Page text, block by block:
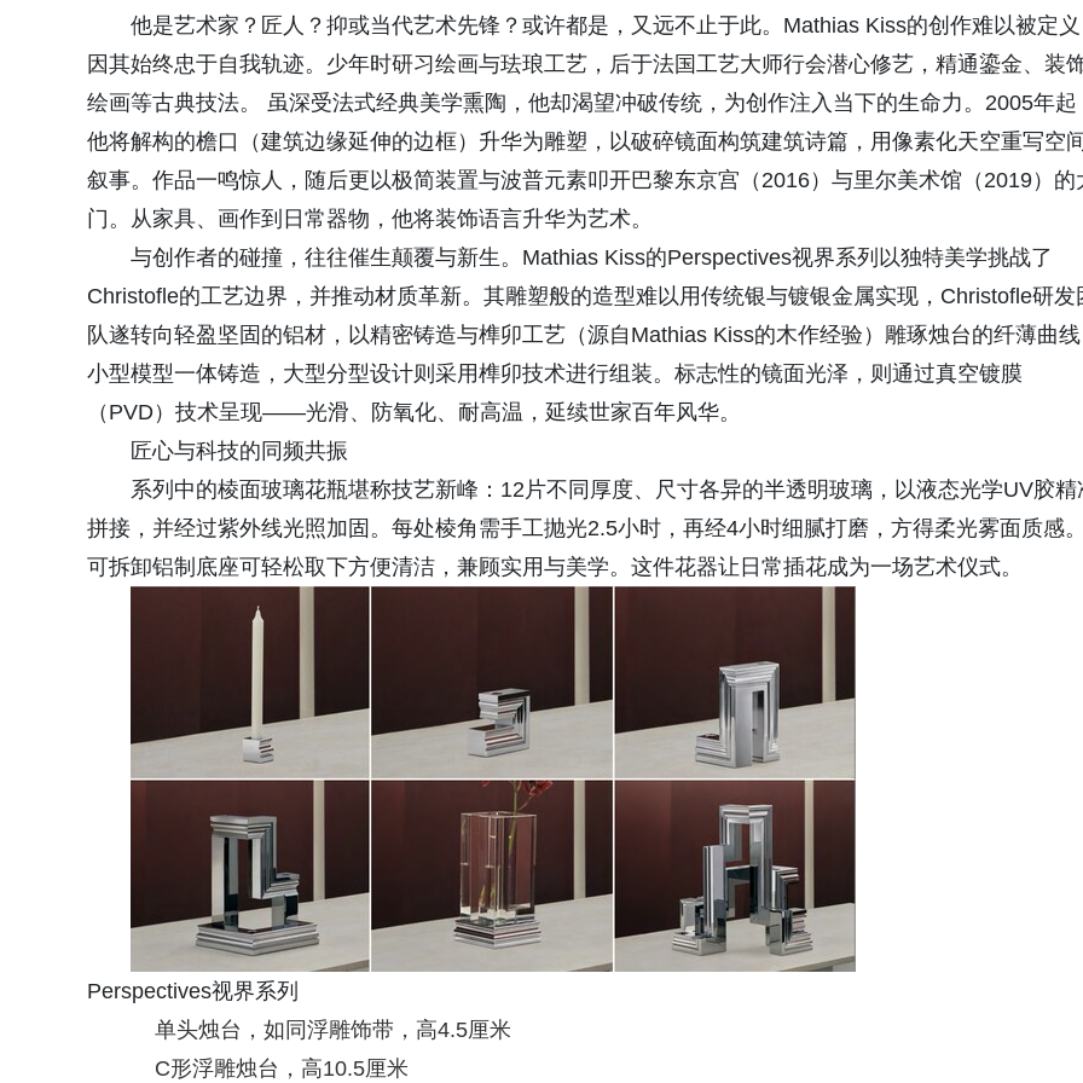
他是艺术家？匠人？抑或当代艺术先锋？或许都是，又远不止于此。Mathias Kiss的创作难以被定义
因其始终忠于自我轨迹。少年时研习绘画与珐琅工艺，后于法国工艺大师行会潜心修艺，精通鎏金、装
绘画等古典技法。 虽深受法式经典美学熏陶，他却渴望冲破传统，为创作注入当下的生命力。2005年起
他将解构的檐口（建筑边缘延伸的边框）升华为雕塑，以破碎镜面构筑建筑诗篇，用像素化天空重写空间
叙事。作品一鸣惊人，随后更以极简装置与波普元素叩开巴黎东京宫（2016）与里尔美术馆（2019）的
门。从家具、画作到日常器物，他将装饰语言升华为艺术。
与创作者的碰撞，往往催生颠覆与新生。Mathias Kiss的Perspectives视界系列以独特美学挑战了
Christofle的工艺边界，并推动材质革新。其雕塑般的造型难以用传统银与镀银金属实现，Christofle研发
队遂转向轻盈坚固的铝材，以精密铸造与榫卯工艺（源自Mathias Kiss的木作经验）雕琢烛台的纤薄曲线
小型模型一体铸造，大型分型设计则采用榫卯技术进行组装。标志性的镜面光泽，则通过真空镀膜
（PVD）技术呈现——光滑、防氧化、耐高温，延续世家百年风华。
匠心与科技的同频共振
系列中的棱面玻璃花瓶堪称技艺新峰：12片不同厚度、尺寸各异的半透明玻璃，以液态光学UV胶精
拼接，并经过紫外线光照加固。每处棱角需手工抛光2.5小时，再经4小时细腻打磨，方得柔光雾面质感。
可拆卸铝制底座可轻松取下方便清洁，兼顾实用与美学。这件花器让日常插花成为一场艺术仪式。
Perspectives视界系列
单头烛台，如同浮雕饰带，高4.5厘米
C形浮雕烛台，高10.5厘米